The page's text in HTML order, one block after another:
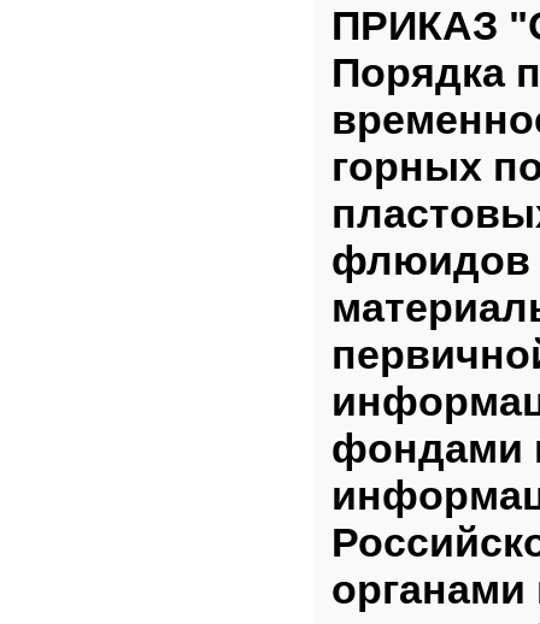
ПРИКАЗ
Порядка
горных
флюидов
фондами
органами